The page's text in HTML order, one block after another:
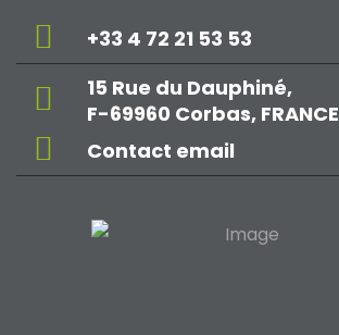
+33 4 72 21 53 53
15 Rue du Dauphiné,
F-69960 Corbas, FRANCE
Contact email